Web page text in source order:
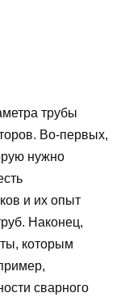
трубы
Во-первых,
нужно
и их опыт
Наконец,
которым
сварного